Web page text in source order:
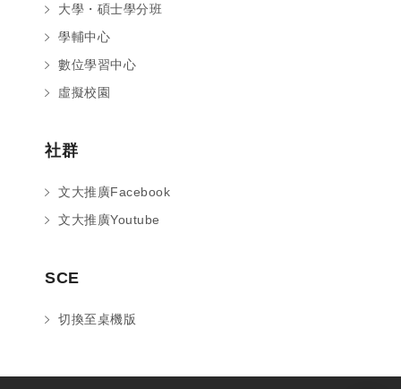
大學・碩士學分班
學輔中心
數位學習中心
虛擬校園
社群
文大推廣Facebook
文大推廣Youtube
SCE
切換至桌機版